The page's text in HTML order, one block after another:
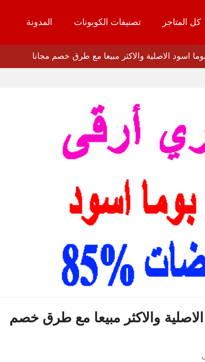
كل المتاجر تصنيفات الكوبونات المدونة
اسود الاصلية والاكثر مبيعا مع طرق خصم مجانا
والاكثر مبيعا مع طرق خصم